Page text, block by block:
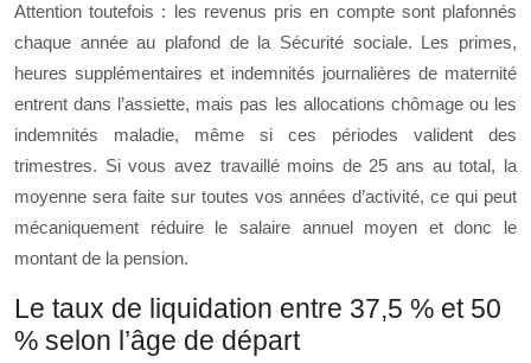
Attention toutefois : les revenus pris en compte sont plafonnés
chaque année au plafond de la Sécurité sociale. Les primes,
heures supplémentaires et indemnités journalières de maternité
entrent dans l’assiette, mais pas les allocations chômage ou les
indemnités maladie, même si ces périodes valident des
trimestres. Si vous avez travaillé moins de 25 ans au total, la
moyenne sera faite sur toutes vos années d’activité, ce qui peut
mécaniquement réduire le salaire annuel moyen et donc le
montant de la pension.
Le taux de liquidation entre 37,5 % et 50
% selon l’âge de départ